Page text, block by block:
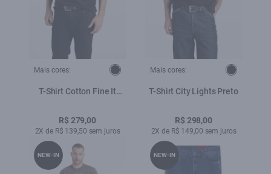
Mais cores:
T-Shirt Cotton Fine It
Preto
R$ 279,00
2X de R$ 139,50 sem juros
Mais cores:
T-Shirt City Lights Preto
R$ 298,00
2X de R$ 149,00 sem juros
NEW-IN NEW-IN